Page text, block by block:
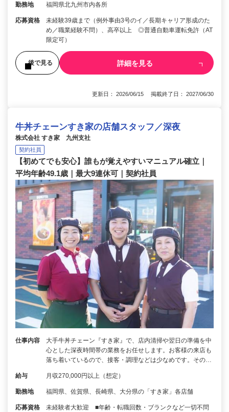
勤務地 福岡県北九州市内各所
応募資格
未経験39歳まで（例外事由3号のイ／長期キャリア形成のた
め／職業経験不問）、高卒以上 ◎普通自動車運転免許（AT
限定可）
後で見る 詳細を見る
更新日： 2026/06/15 掲載終了日： 2027/06/30
牛丼チェーンすき家の店舗スタッフ／深夜
株式会社 すき家 九州支社
契約社員
【初めてでも安心】誰もが覚えやすいマニュアル確立｜
平均年齢49.1歳｜最大9連休可｜契約社員
仕事内容
大手牛丼チェーン『すき家』で、店内清掃や翌日の準備を中
心とした深夜時間帯の業務をお任せします。お客様の来店も
落ち着いているので、接客・調理などは少なめです。その…
給与 月収270,000円以上（想定）
勤務地 福岡県、佐賀県、長崎県、大分県の「すき家」各店舗
応募資格
未経験者大歓迎 ■年齢・転職回数・ブランクなど一切不問